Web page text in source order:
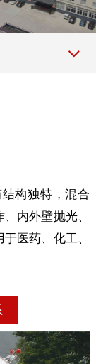
构独特，混合
内外壁抛光、
医药、化工、